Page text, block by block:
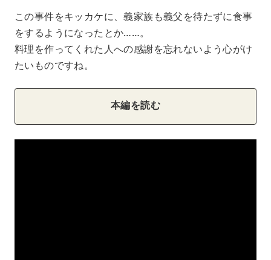
この事件をキッカケに、義家族も義父を待たずに食事
をするようになったとか……。
料理を作ってくれた人への感謝を忘れないよう心がけ
たいものですね。
本編を読む